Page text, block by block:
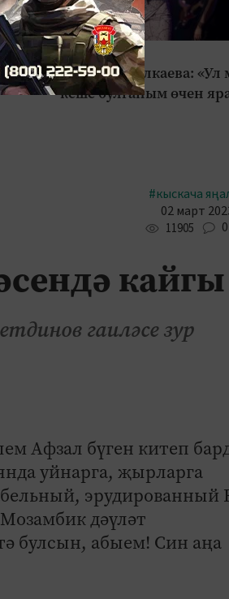
#Шоу-бизнес
Зәринә Асылкаева: «Ул
кеше булганым өчен
#кыскача
02 март
11905 0
кайгы
гаиләсе зур
Афзал бүген китеп
уйнарга, җырларга
эрудированный
дәүләт
булсын, абыем! Син аңа